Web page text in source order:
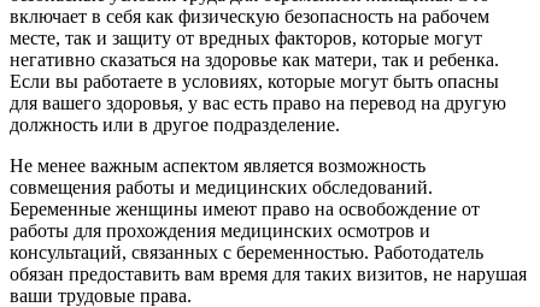
включает в себя как физическую безопасность на рабочем
месте, так и защиту от вредных факторов, которые могут
негативно сказаться на здоровье как матери, так и ребенка.
Если вы работаете в условиях, которые могут быть опасны
для вашего здоровья, у вас есть право на перевод на другую
должность или в другое подразделение.
Не менее важным аспектом является возможность
совмещения работы и медицинских обследований.
Беременные женщины имеют право на освобождение от
работы для прохождения медицинских осмотров и
консультаций, связанных с беременностью. Работодатель
обязан предоставить вам время для таких визитов, не нарушая
ваши трудовые права.